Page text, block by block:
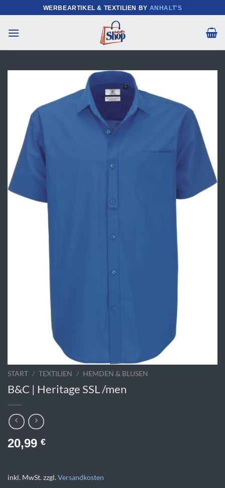
Inhalt
springen
WERBEARTIKEL & TEXTILIEN BY ANHALT'S
START / TEXTILIEN / HEMDEN & BLUSEN
B&C | Heritage SSL /men
20,99 €
inkl. MwSt.zzgl.Versandkosten